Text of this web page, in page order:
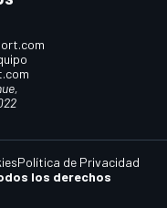
los derechos
Política de Privacidad